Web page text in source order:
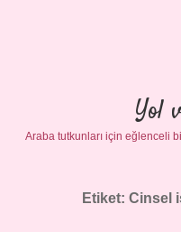
Yol
Araba tutkunları için eğlenceli
Etiket: Cinsel